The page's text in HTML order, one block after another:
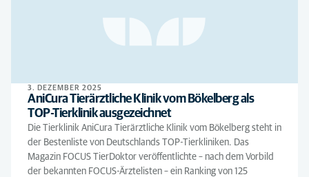
3. DEZEMBER 2025
AniCura Tierärztliche Klinik vom Bökelberg als
TOP-Tierklinik ausgezeichnet
Die Tierklinik AniCura Tierärztliche Klinik vom Bökelberg steht in
der Bestenliste von Deutschlands TOP-Tierkliniken. Das
Magazin FOCUS TierDoktor veröffentlichte – nach dem Vorbild
der bekannten FOCUS-Ärztelisten – ein Ranking von 125